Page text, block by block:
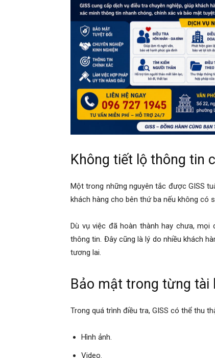
thám
giss,
ty
tham
Không tiết lộ thông tin
Một trong những nguyên tắc được GISS
khách hàng cho bên thứ ba nếu không có
Dù vụ việc đã hoàn thành hay chưa,
thông tin. Đây cũng là lý do nhiều khách
tương lai.
Bảo mật trong từng tài
Trong quá trình điều tra, GISS có thể thu
Hình ảnh.
Video.